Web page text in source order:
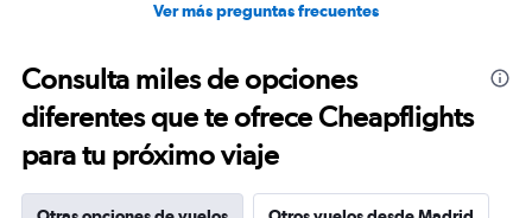
Ver más preguntas frecuentes
Consulta miles de opciones
diferentes que te ofrece Cheapflights
para tu próximo viaje